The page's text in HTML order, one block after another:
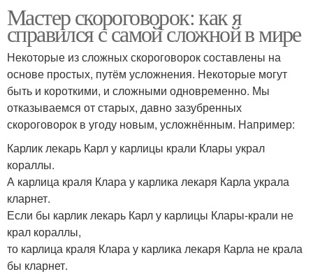
Мастер скороговорок: как я
справился с самой сложной в мире
Некоторые из сложных скороговорок составлены на
основе простых, путём усложнения. Некоторые могут
быть и короткими, и сложными одновременно. Мы
отказываемся от старых, давно зазубренных
скороговорок в угоду новым, усложнённым. Например:
Карлик лекарь Карл у карлицы крали Клары украл
кораллы.
А карлица краля Клара у карлика лекаря Карла украла
кларнет.
Если бы карлик лекарь Карл у карлицы Клары-крали не
крал кораллы,
то карлица краля Клара у карлика лекаря Карла не крала
бы кларнет.